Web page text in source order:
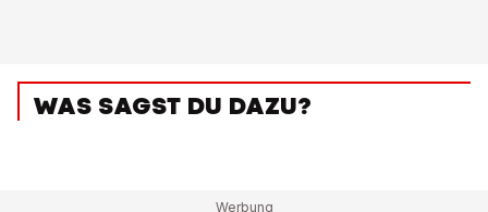
WAS SAGST DU DAZU?